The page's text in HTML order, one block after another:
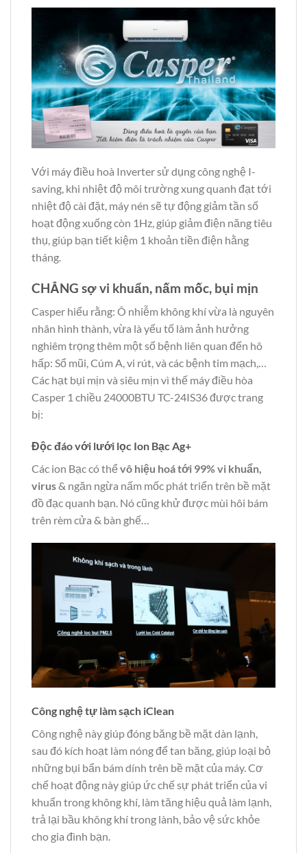
Với máy điều hoà Inverter sử dụng công nghệ I-
saving, khi nhiệt độ môi trường xung quanh đạt tới
nhiệt độ cài đặt, máy nén sẽ tự động giảm tần số
hoạt động xuống còn 1Hz, giúp giảm điện năng tiêu
thụ, giúp bạn tiết kiệm 1 khoản tiền điện hằng
tháng.
CHẲNG sợ vi khuẩn, nấm mốc, bụi mịn
Casper hiểu rằng: Ô nhiễm không khí vừa là nguyên
nhân hình thành, vừa là yếu tố làm ảnh hưởng
nghiêm trọng thêm một số bệnh liên quan đến hô
hấp: Sổ mũi, Cúm A, vi rút, và các bệnh tim mạch,…
Các hạt bụi mịn và siêu mịn vì thế máy điều hòa
Casper 1 chiều 24000BTU TC-24IS36 được trang
bị:
Độc đáo với lưới lọc Ion Bạc Ag+
Các ion Bạc có thể vô hiệu hoá tới 99% vi khuẩn,
virus& ngăn ngừa nấm mốc phát triển trên bề mặt
đồ đạc quanh bạn. Nó cũng khử được mùi hôi bám
trên rèm cửa & bàn ghế…
Công nghệ tự làm sạch iClean
Công nghệ này giúp đóng băng bề mặt dàn lạnh,
sau đó kích hoạt làm nóng để tan băng, giúp loại bỏ
những bụi bẩn bám dính trên bề mặt của máy. Cơ
chế hoạt động này giúp ức chế sự phát triển của vi
khuẩn trong không khí, làm tăng hiệu quả làm lạnh,
trả lại bầu không khí trong lành, bảo vệ sức khỏe
cho gia đình bạn.